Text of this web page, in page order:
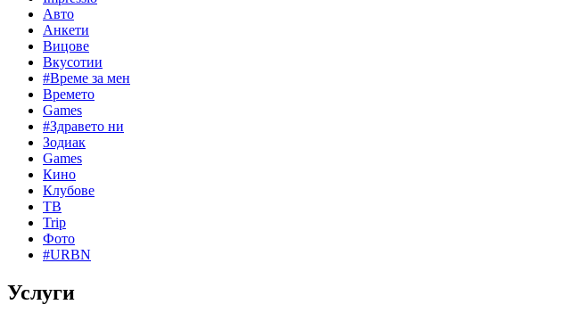
Авто
Анкети
Вицове
Вкусотии
#Време за мен
Времето
Games
#Здравето ни
Зодиак
Games
Кино
Клубове
ТВ
Trip
Фото
#URBN
Услуги